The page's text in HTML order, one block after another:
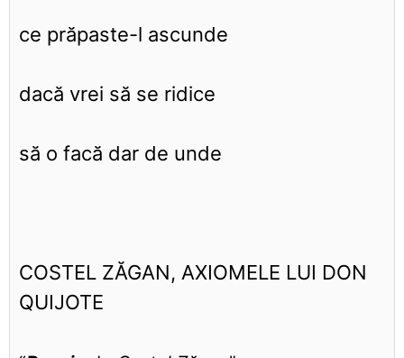
ce prăpaste-l ascunde
dacă vrei să se ridice
să o facă dar de unde
COSTEL ZĂGAN, AXIOMELE LUI DON
QUIJOTE